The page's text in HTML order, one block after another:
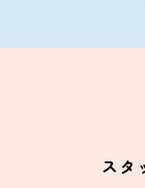
スタ